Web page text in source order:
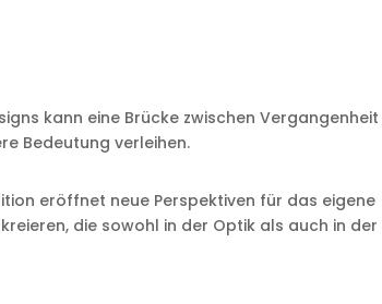
kann eine Brücke zwischen
Bedeutung verleihen.
eröffnet neue Perspektiven für das eigene
die sowohl in der Optik als auch in der